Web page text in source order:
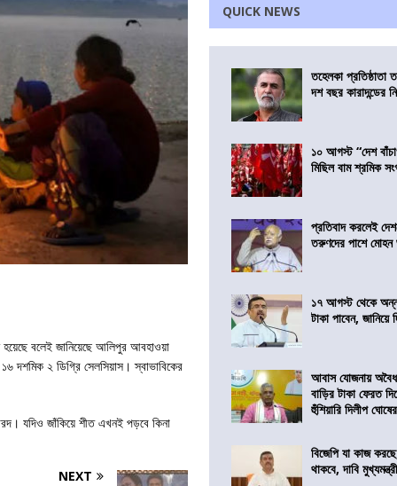
হয়েছে বলেই জানিয়েছে আলিপুর আবহাওয়া
দশমিক ২ ডিগ্রি সেলসিয়াস। স্বাভাবিকের
যদিও জাঁকিয়ে শীত এখনই পড়বে কিনা
NEXT
QUICK NEWS
তহেলকা প্রতিষ্ঠাতা
দশ বছর কারাদন্ডের
১০ আগস্ট “দেশ
মিছিল বাম শ্রমিক
প্রতিবাদ করলেই
তরুণদের পাশে
১৭ আগস্ট থেকে
টাকা পাবেন, জানিয়ে
আবাস যোজনায় অবৈধ
বাড়ির টাকা ফেরত
হুঁশিয়ারি দিলীপ ঘোষের
বিজেপি যা কাজ
থাকবে, দাবি